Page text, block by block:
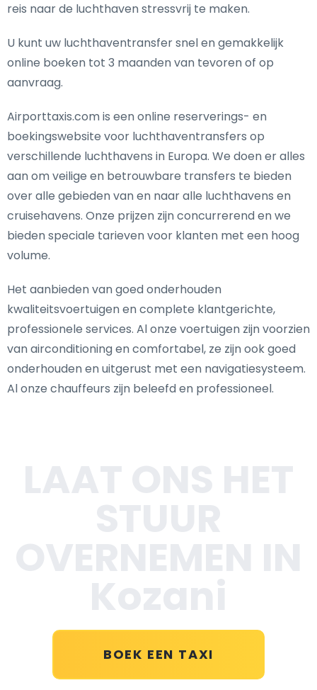
reis naar de luchthaven stressvrij te maken.
U kunt uw luchthaventransfer snel en gemakkelijk
online boeken tot 3 maanden van tevoren of op
aanvraag.
Airporttaxis.com is een online reserverings- en
boekingswebsite voor luchthaventransfers op
verschillende luchthavens in Europa. We doen er alles
aan om veilige en betrouwbare transfers te bieden
over alle gebieden van en naar alle luchthavens en
cruisehavens. Onze prijzen zijn concurrerend en we
bieden speciale tarieven voor klanten met een hoog
volume.
Het aanbieden van goed onderhouden
kwaliteitsvoertuigen en complete klantgerichte,
professionele services. Al onze voertuigen zijn voorzien
van airconditioning en comfortabel, ze zijn ook goed
onderhouden en uitgerust met een navigatiesysteem.
Al onze chauffeurs zijn beleefd en professioneel.
BOEK EEN TAXI